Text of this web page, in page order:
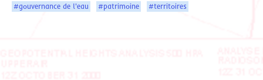
#gouvernance de l'eau #patrimoine #territoires